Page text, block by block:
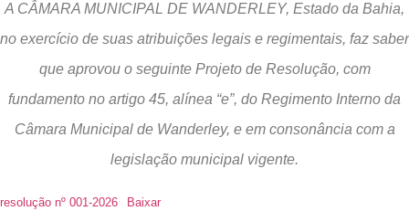
A CÂMARA MUNICIPAL DE WANDERLEY, Estado da Bahia,
no exercício de suas atribuições legais e regimentais, faz saber
que aprovou o seguinte Projeto de Resolução, com
fundamento no artigo 45, alínea “e”, do Regimento Interno da
Câmara Municipal de Wanderley, e em consonância com a
legislação municipal vigente.
resolução nº 001-2026 Baixar